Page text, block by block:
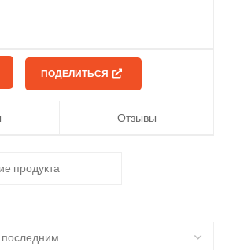
ПОДЕЛИТЬСЯ
Отзывы